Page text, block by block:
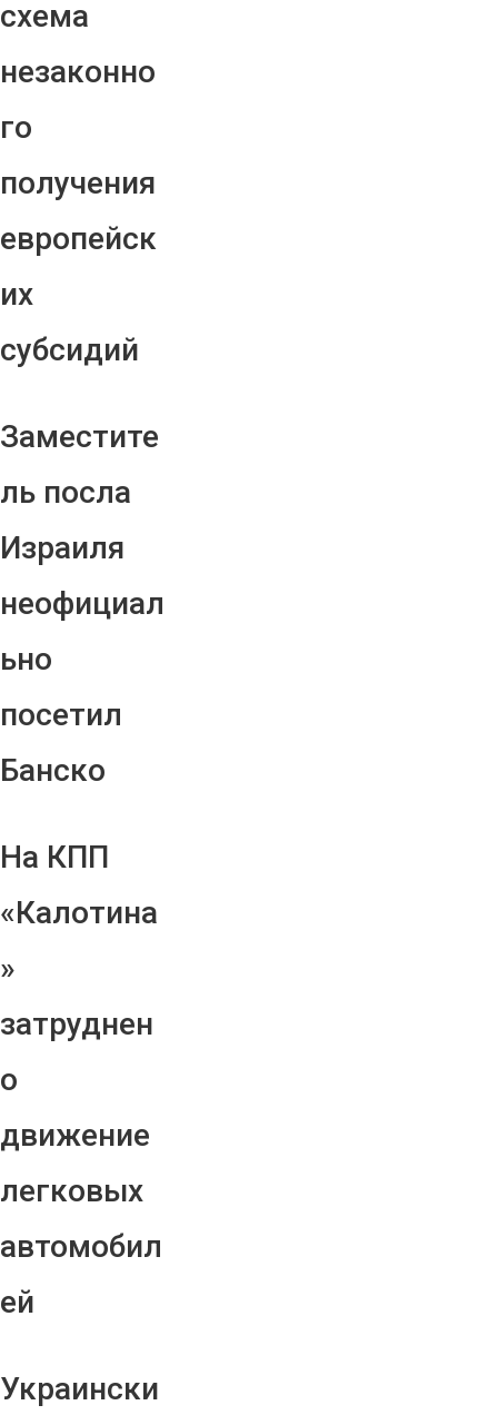
схема
незаконно
го
получения
европейск
их
субсидий
Заместите
ль посла
Израиля
неофициал
ьно
посетил
Банско
На КПП
«Калотина
»
затруднен
о
движение
легковых
автомобил
ей
Украински